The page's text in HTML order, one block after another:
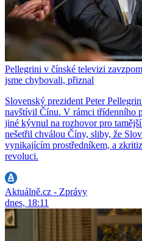
Pellegrini v čínské televizi
jsme chybovali, přiznal
Slovenský prezident Peter
navštívil Čínu. V rámci třídenního
jiné kývnul na rozhovor pro
nešetřil chválou Číny, sliby, že
vynikajícím prostředníkem, a
revoluci.
Aktuálně.cz - Zprávy
dnes, 18:11